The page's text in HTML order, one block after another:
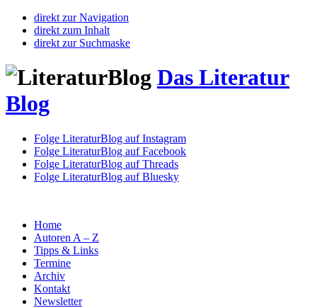
direkt zur Navigation
direkt zum Inhalt
direkt zur Suchmaske
Das Literatur
Blog
Folge LiteraturBlog auf Instagram
Folge LiteraturBlog auf Facebook
Folge LiteraturBlog auf Threads
Folge LiteraturBlog auf Bluesky
Home
Autoren A – Z
Tipps & Links
Termine
Archiv
Kontakt
Newsletter